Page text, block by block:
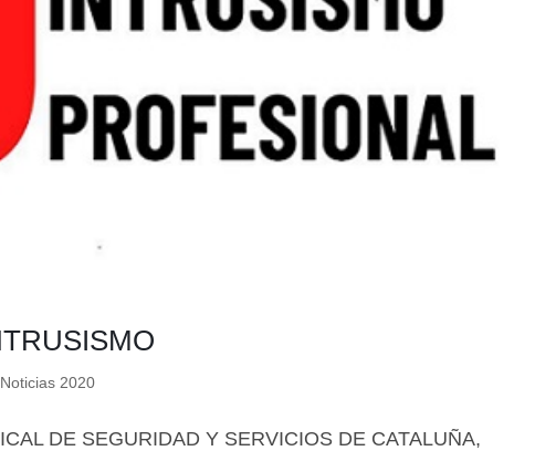
Noticias 2020
DE SEGURIDAD Y SERVICIOS DE CATALUÑA,